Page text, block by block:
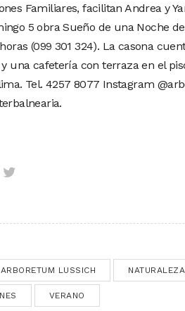
Familiares, facilitan Andrea y
5 obra Sueño de una Noche
(099 301 324). La casona
una cafetería con terraza en el
Tel. 4257 8077 Instagram
ARBORETUM LUSSICH NATURALEZA
VERANO